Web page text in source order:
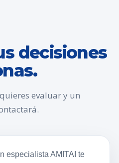
decisiones
evaluar y un